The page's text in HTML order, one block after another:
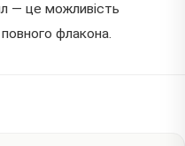
— це можливість
флакона.